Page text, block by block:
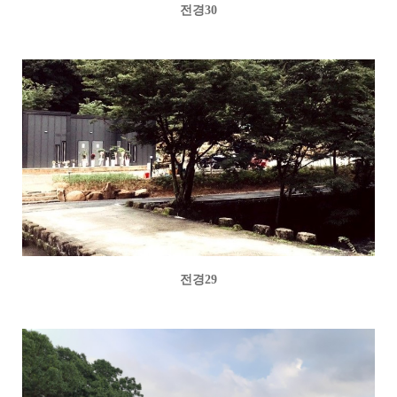
전경30
전경29